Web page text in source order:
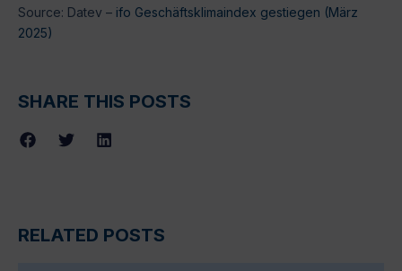
Source: Datev – ifo Geschäftsklimaindex gestiegen (März
2025)
SHARE THIS POSTS
RELATED POSTS